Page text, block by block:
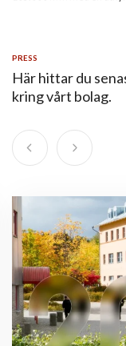
PRESS
Här hittar du
kring vårt bolag.